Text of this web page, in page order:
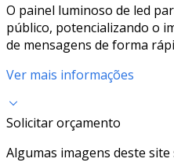
O painel luminoso de led
público, potencializando o
de mensagens de forma
Ver mais informações
Solicitar orçamento
Algumas imagens deste